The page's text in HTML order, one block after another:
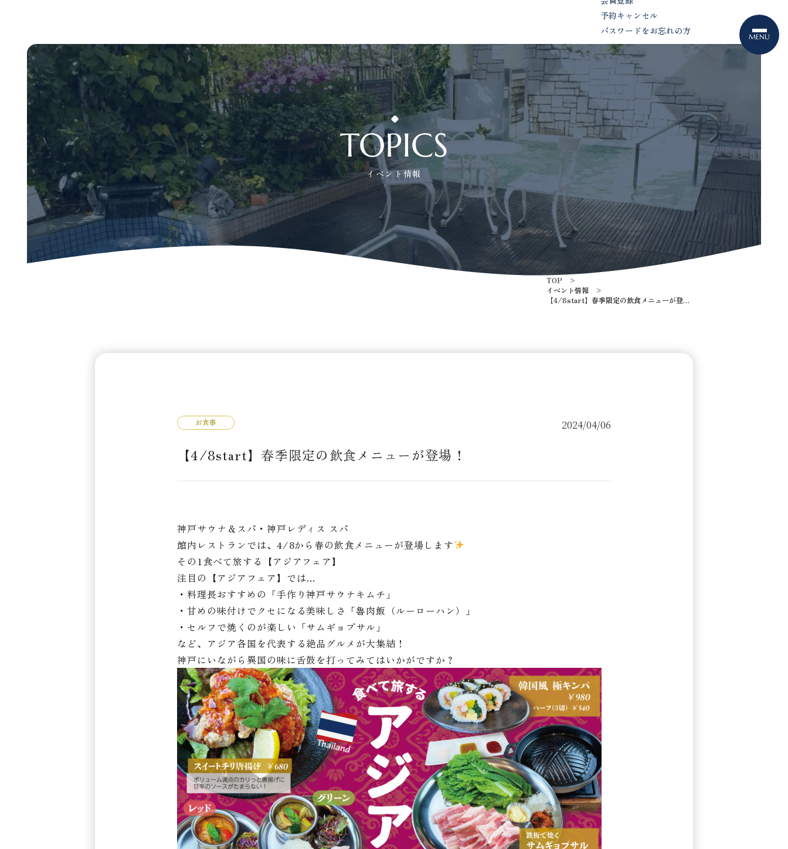
予約キャンセル
パスワードをお忘れの方
TOPICS
イベント情報
TOP
イベント情報
【4/8start】春季限定の飲食メニューが登
お食事 2024/04/06
【4/8start】春季限定の飲食メニューが登場！
神戸サウナ＆スパ・神戸レディス スパ
館内レストランでは、4/8から春の飲食メニューが登場します
その1食べて旅する【アジアフェア】
注目の【アジアフェア】では…
・料理長おすすめの「手作り神戸サウナキムチ」
・甘めの味付けでクセになる美味しさ「魯肉飯（ルーローハン）」
・セルフで焼くのが楽しい「サムギョプサル」
など、アジア各国を代表する絶品グルメが大集結！
神戸にいながら異国の味に舌鼓を打ってみてはいかがですか？